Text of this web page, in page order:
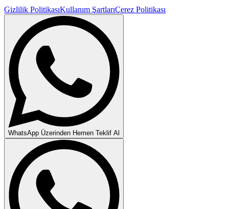
Gizlilik PolitikasıKullanım ŞartlarıÇerez Politikası
WhatsApp Üzerinden Hemen Teklif Al